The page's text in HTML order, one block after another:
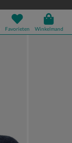
Favorieten Winkelmand